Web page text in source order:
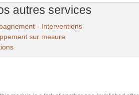
autres services
- Interventions
sur mesure